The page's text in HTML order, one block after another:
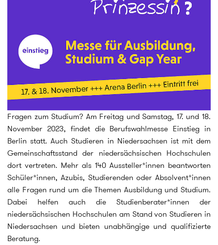
Fragen zum Studium? Am Freitag und Samstag, 17. und 18.
November 2023, findet die Berufswahlmesse Einstieg in
Berlin statt. Auch Studieren in Niedersachsen ist mit dem
Gemeinschaftsstand der niedersächsischen Hochschulen
dort vertreten. Mehr als 140 Aussteller*innen beantworten
Schüler*innen, Azubis, Studierenden oder Absolvent*innen
alle Fragen rund um die Themen Ausbildung und Studium.
Dabei helfen auch die Studienberater*innen der
niedersächsischen Hochschulen am Stand von Studieren in
Niedersachsen und bieten unabhängige und qualifizierte
Beratung.